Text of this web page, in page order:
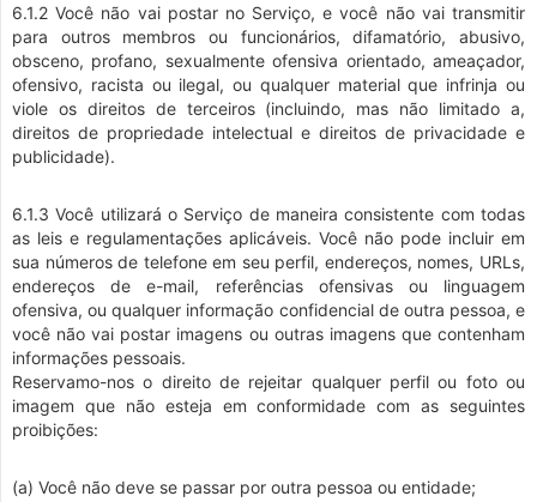
6.1.2 Você não vai postar no Serviço, e você não vai transmitir
para outros membros ou funcionários, difamatório, abusivo,
obsceno, profano, sexualmente ofensiva orientado, ameaçador,
ofensivo, racista ou ilegal, ou qualquer material que infrinja ou
viole os direitos de terceiros (incluindo, mas não limitado a,
direitos de propriedade intelectual e direitos de privacidade e
publicidade).
6.1.3 Você utilizará o Serviço de maneira consistente com todas
as leis e regulamentações aplicáveis. Você não pode incluir em
sua números de telefone em seu perfil, endereços, nomes, URLs,
endereços de e-mail, referências ofensivas ou linguagem
ofensiva, ou qualquer informação confidencial de outra pessoa, e
você não vai postar imagens ou outras imagens que contenham
informações pessoais.
Reservamo-nos o direito de rejeitar qualquer perfil ou foto ou
imagem que não esteja em conformidade com as seguintes
proibições:
(a) Você não deve se passar por outra pessoa ou entidade;